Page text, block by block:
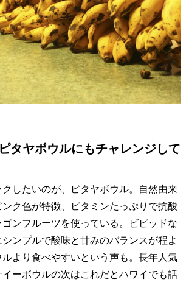
タヤボウルにもチャレンジして
クしたいのが、ピタヤボウル。自然由来
ク色が特徴、ビタミンたっぷりで抗酸
ンフルーツを使っている。ビビッドな
ンプルで酸味と甘みのバランスが程よ
ルより食べやすいという声も。長年人気
ーボウルの次はこれだとハワイでも話